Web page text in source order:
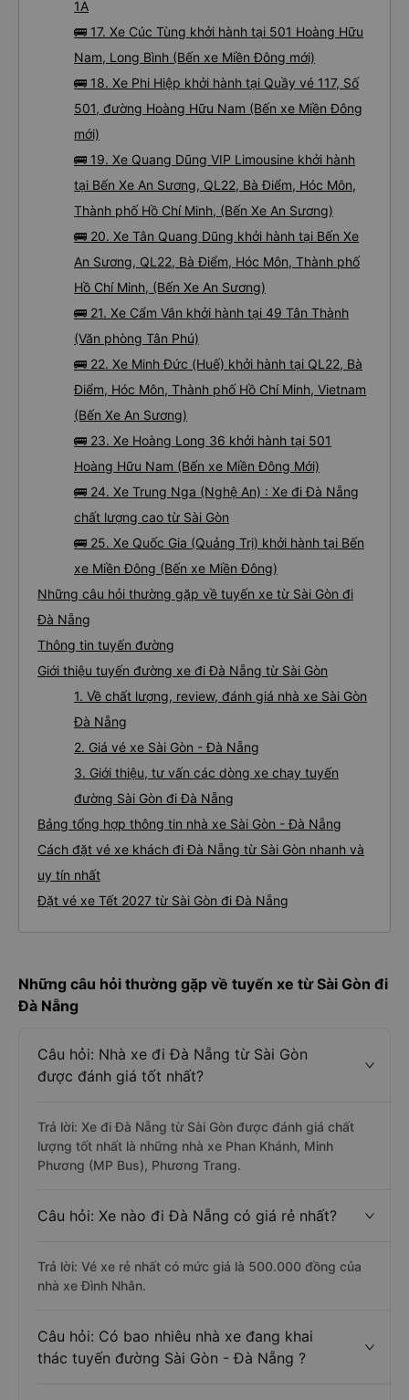
1A
🚌 17. Xe Cúc Tùng khởi hành tại 501 Hoàng Hữu
Nam, Long Bình (Bến xe Miền Đông mới)
🚌 18. Xe Phi Hiệp khởi hành tại Quầy vé 117, Số
501, đường Hoàng Hữu Nam (Bến xe Miền Đông
mới)
🚌 19. Xe Quang Dũng VIP Limousine khởi hành
tại Bến Xe An Sương, QL22, Bà Điểm, Hóc Môn,
Thành phố Hồ Chí Minh, (Bến Xe An Sương)
🚌 20. Xe Tân Quang Dũng khởi hành tại Bến Xe
An Sương, QL22, Bà Điểm, Hóc Môn, Thành phố
Hồ Chí Minh, (Bến Xe An Sương)
🚌 21. Xe Cẩm Vân khởi hành tại 49 Tân Thành
(Văn phòng Tân Phú)
🚌 22. Xe Minh Đức (Huế) khởi hành tại QL22, Bà
Điểm, Hóc Môn, Thành phố Hồ Chí Minh, Vietnam
(Bến Xe An Sương)
🚌 23. Xe Hoàng Long 36 khởi hành tại 501
Hoàng Hữu Nam (Bến xe Miền Đông Mới)
🚌 24. Xe Trung Nga (Nghệ An) : Xe đi Đà Nẵng
chất lượng cao từ Sài Gòn
🚌 25. Xe Quốc Gia (Quảng Trị) khởi hành tại Bến
xe Miền Đông (Bến xe Miền Đông)
Những câu hỏi thường gặp về tuyến xe từ Sài Gòn đi
Đà Nẵng
Thông tin tuyến đường
Giới thiệu tuyến đường xe đi Đà Nẵng từ Sài Gòn
1. Về chất lượng, review, đánh giá nhà xe Sài Gòn
Đà Nẵng
2. Giá vé xe Sài Gòn - Đà Nẵng
3. Giới thiệu, tư vấn các dòng xe chạy tuyến
đường Sài Gòn đi Đà Nẵng
Bảng tổng hợp thông tin nhà xe Sài Gòn - Đà Nẵng
Cách đặt vé xe khách đi Đà Nẵng từ Sài Gòn nhanh và
uy tín nhất
Đặt vé xe Tết 2027 từ Sài Gòn đi Đà Nẵng
Những câu hỏi thường gặp về tuyến xe từ Sài Gòn đi
Đà Nẵng
Câu hỏi: Nhà xe đi Đà Nẵng từ Sài Gòn
được đánh giá tốt nhất?
Trả lời: Xe đi Đà Nẵng từ Sài Gòn được đánh giá chất
lượng tốt nhất là những nhà xe Phan Khánh, Minh
Phương (MP Bus), Phương Trang.
Câu hỏi: Xe nào đi Đà Nẵng có giá rẻ nhất?
Trả lời: Vé xe rẻ nhất có mức giá là 500.000 đồng của
nhà xe Đình Nhân.
Câu hỏi: Có bao nhiêu nhà xe đang khai
thác tuyến đường Sài Gòn - Đà Nẵng ?